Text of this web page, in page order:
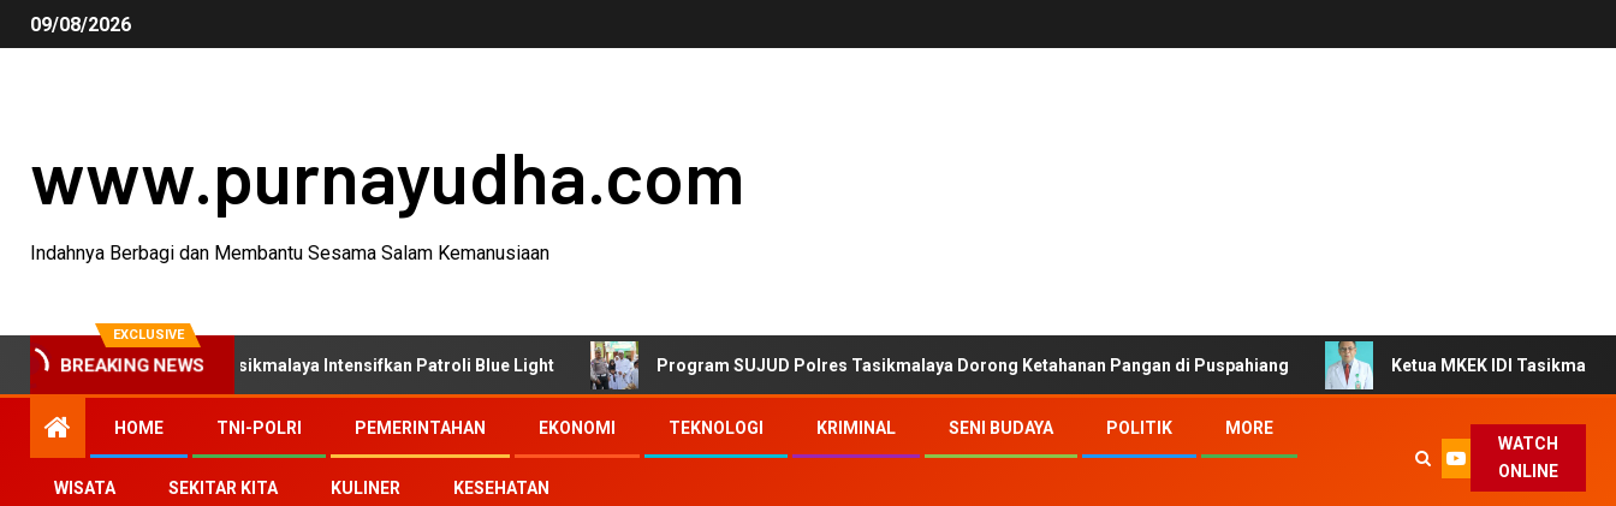
09/08/2026
www.purnayudha.com
Indahnya Berbagi dan Membantu Sesama Salam Kemanusiaan
EXCLUSIVE
BREAKING NEWS
C3, Polres Tasikmalaya Intensifkan Patroli Blue Light Program SUJUD Polres Tasikmalaya Dorong Ketahanan Pangan di Puspahiang Ketua MKEK IDI Tasikmalaya
HOME TNI-POLRI PEMERINTAHAN EKONOMI TEKNOLOGI KRIMINAL SENI BUDAYA POLITIK MORE
WISATA SEKITAR KITA KULINER KESEHATAN
WATCH
ONLINE